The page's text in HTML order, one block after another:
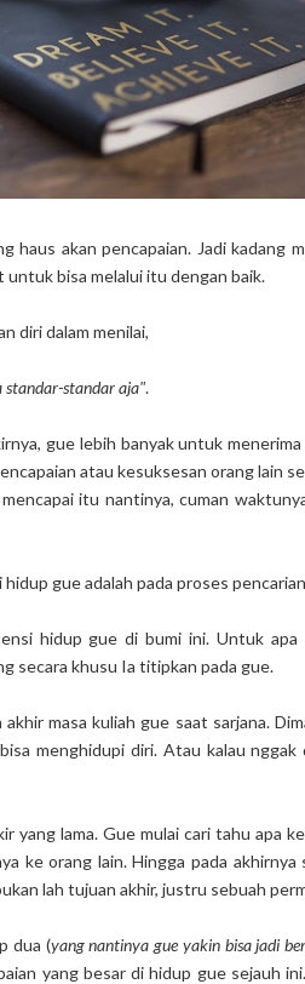
haus akan pencapaian. Jadi kadang
bisa melalui itu dengan baik.
diri dalam menilai,
standar-standar aja".
gue lebih banyak untuk
atau kesuksesan orang lain
itu nantinya, cuman
gue adalah pada proses
hidup gue di bumi ini. Untuk apa
secara khusu Ia titipkan pada gue.
masa kuliah gue saat sarjana.
menghidupi diri. Atau kalau nggak
yang lama. Gue mulai cari tahu apa
ke orang lain. Hingga pada akhirnya
lah tujuan akhir, justru sebuah
dua (yang nantinya gue yakin bisa jadi
yang besar di hidup gue sejauh